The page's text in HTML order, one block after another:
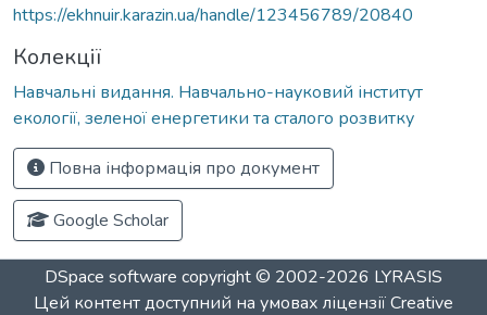
https://ekhnuir.karazin.ua/handle/123456789/20840
Колекції
Навчальні видання. Навчально-науковий інститут
екології, зеленої енергетики та сталого розвитку
Повна інформація про документ
Google Scholar
DSpace software copyright © 2002-2026 LYRASIS
Цей контент доступний на умовах ліцензіїCreative